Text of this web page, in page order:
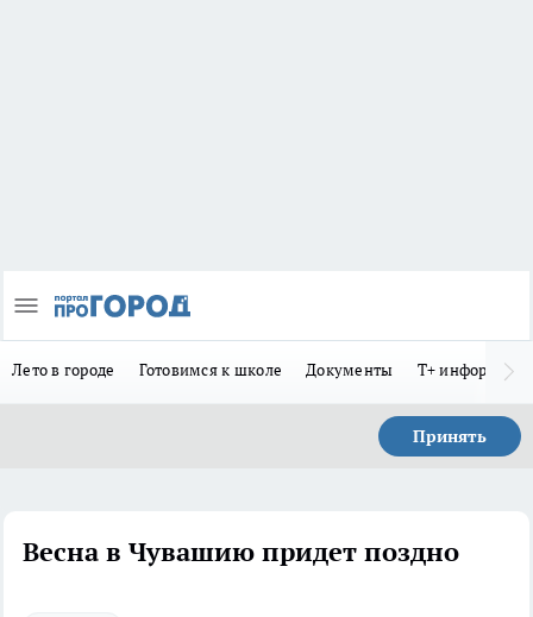
Лето в городе Готовимся к школе Документы Т+
Принять
Весна в Чувашию придет поздно